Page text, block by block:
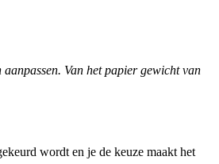
Van het papier gewicht van
wordt en je de keuze maakt het